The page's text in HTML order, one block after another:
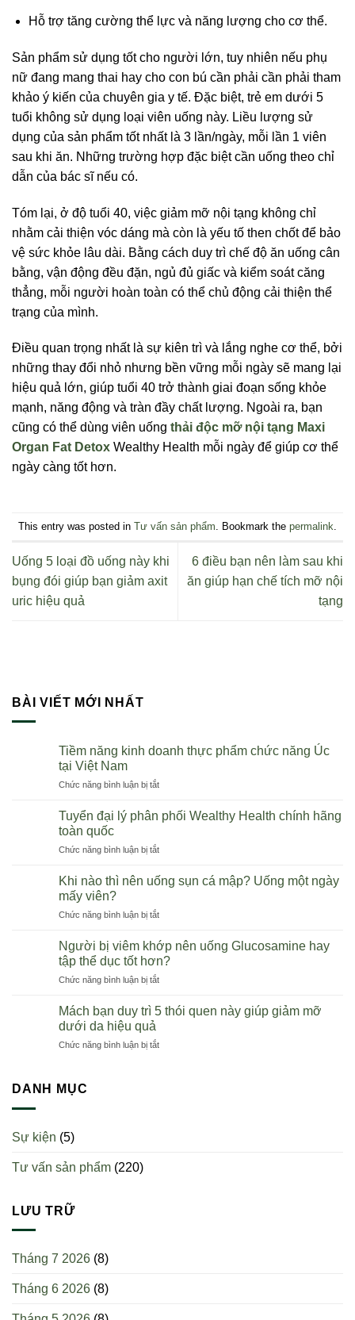
Hỗ trợ tăng cường thể lực và năng lượng cho cơ thể.
Sản phẩm sử dụng tốt cho người lớn, tuy nhiên nếu phụ
nữ đang mang thai hay cho con bú cần phải cần phải tham
khảo ý kiến của chuyên gia y tế. Đặc biệt, trẻ em dưới 5
tuổi không sử dụng loại viên uống này. Liều lượng sử
dụng của sản phẩm tốt nhất là 3 lần/ngày, mỗi lần 1 viên
sau khi ăn. Những trường hợp đặc biệt cần uống theo chỉ
dẫn của bác sĩ nếu có.
Tóm lại, ở độ tuổi 40, việc giảm mỡ nội tạng không chỉ
nhằm cải thiện vóc dáng mà còn là yếu tố then chốt để bảo
vệ sức khỏe lâu dài. Bằng cách duy trì chế độ ăn uống cân
bằng, vận động đều đặn, ngủ đủ giấc và kiểm soát căng
thẳng, mỗi người hoàn toàn có thể chủ động cải thiện thể
trạng của mình.
Điều quan trọng nhất là sự kiên trì và lắng nghe cơ thể, bởi
những thay đổi nhỏ nhưng bền vững mỗi ngày sẽ mang lại
hiệu quả lớn, giúp tuổi 40 trở thành giai đoạn sống khỏe
mạnh, năng động và tràn đầy chất lượng. Ngoài ra, bạn
cũng có thể dùng viên uống thải độc mỡ nội tạng Maxi
Organ Fat Detox Wealthy Health mỗi ngày để giúp cơ thể
ngày càng tốt hơn.
This entry was posted in Tư vấn sản phẩm . Bookmark the permalink
Uống 5 loại đồ uống này khi
bụng đói giúp bạn giảm axit
uric hiệu quả
6 điều bạn nên làm sau khi
ăn giúp hạn chế tích mỡ nội
tạng
BÀI VIẾT MỚI NHẤT
Tiềm năng kinh doanh thực phẩm chức năng Úc
tại Việt Nam
Chức năng bình luận bị tắtở
năng
kinh
thực
chức
tại
Nam
Tuyển đại lý phân phối Wealthy Health chính hãng
toàn quốc
Chức năng bình luận bị tắtở
đại
phối
Health
chính
toàn
Khi nào thì nên uống sụn cá mập? Uống một ngày
mấy viên?
Chức năng bình luận bị tắtở
nào
thì
nên
uống
cá
một
Người bị viêm khớp nên uống Glucosamine hay
tập thể dục tốt hơn?
Chức năng bình luận bị tắtở
bị
nên
Mách bạn duy trì 5 thói quen này giúp giảm mỡ
dưới da hiệu quả
Chức năng bình luận bị tắtở
DANH MỤC
Sự kiện (5)
Tư vấn sản phẩm (220)
LƯU TRỮ
Tháng 7 2026 (8)
Tháng 6 2026 (8)